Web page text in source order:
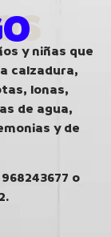
y niñas que
calzadura,
lonas,
de agua,
y de
o